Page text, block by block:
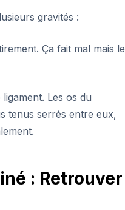
gravités :
Ça fait mal mais le
Les os du
tenus serrés entre eux,
: Retrouver